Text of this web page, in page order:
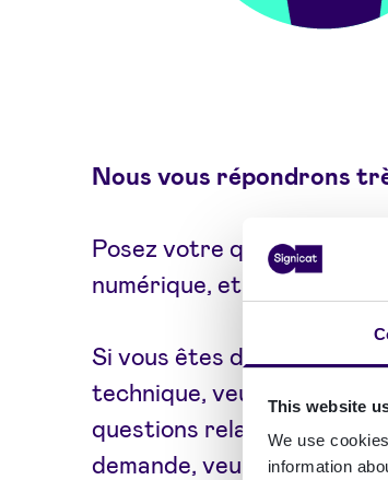
This website
We use
information
Nous vous répondrons
Posez votre question à
numérique, et nous vous
Si vous êtes déjà client et
technique, veuillez
questions relatives à la
demande, veuillez vous